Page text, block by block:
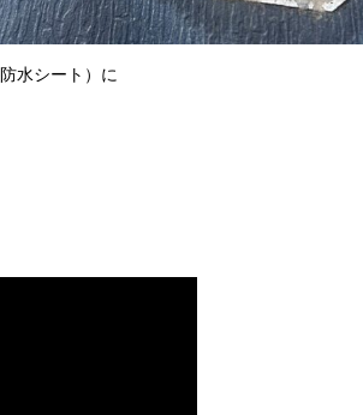
水シート）に